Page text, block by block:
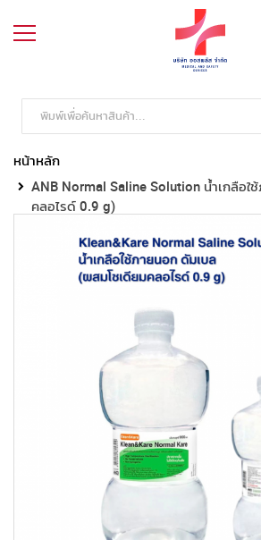
หน้าหลัก
ANB Normal Saline Solution น้ำเกลือใ
คลอไรด์ 0.9 g)